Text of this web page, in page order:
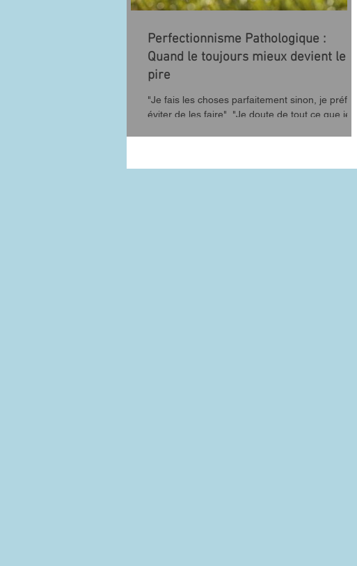
Perfectionnisme Pathologique :
Quand le toujours mieux devient le
pire
"Je fais les choses parfaitement sinon, je préfère
éviter de les faire", "Je doute de tout ce que je